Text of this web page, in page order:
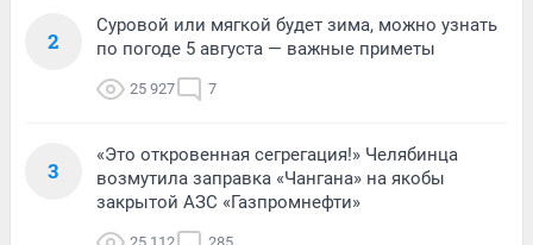
2
Суровой или мягкой будет зима, можно узнать
по погоде 5 августа — важные приметы
25 927 7
3
«Это откровенная сегрегация!» Челябинца
возмутила заправка «Чангана» на якобы
закрытой АЗС «Газпромнефти»